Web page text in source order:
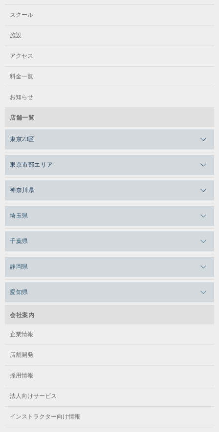
スクール
施設
アクセス
料金一覧
お知らせ
店舗一覧
東京23区
メガロスルフレ恵比寿
メガロス日比谷シャンテ
メガロス田端
メガロスルフレ田端
メガロスキッズ錦糸町
メガロス葛飾
東京市部エリア
メガロス三鷹
メガロスルフレ三鷹
メガロスルフレ武蔵小金井
メガロス小平テニススクール
神奈川県
メガロス上永谷
メガロスルフレ上永谷
メガロス日吉
メガロス綱島
メガロスルフレ綱島
メガロス市ヶ尾
メガロス鷺沼
メガロスルフレ鷺沼
メガロス相模大野
埼玉県
メガロスルフレ草加
千葉県
メガロス本八幡
静岡県
愛知県
メガロステラッセ納屋橋
メガロス千種
会社案内
企業情報
店舗開発
採用情報
法人向けサービス
インストラクター向け情報